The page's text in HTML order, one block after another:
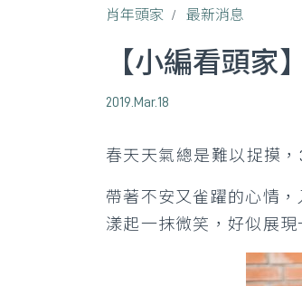
肖年頭家 最新消息
【小編看頭家
2019.Mar.18
春天天氣總是難以捉摸
帶著不安又雀躍的心情
漾起一抹微笑，好似展現